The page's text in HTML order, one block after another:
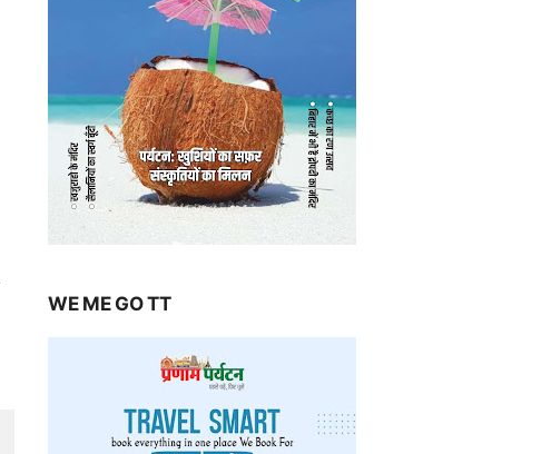
WE ME GO TT